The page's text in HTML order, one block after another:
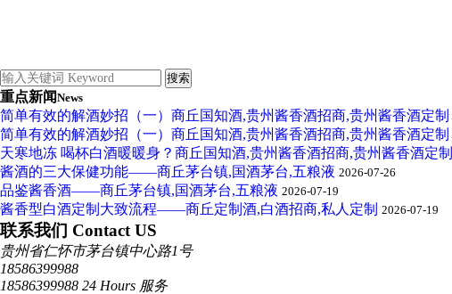
重点新闻News
简单有效的解酒妙招（一）商丘国知酒,贵州酱香酒招商,贵州酱香酒定制
简单有效的解酒妙招（一）商丘国知酒,贵州酱香酒招商,贵州酱香酒定制
天寒地冻 喝杯白酒暖暖身？商丘国知酒,贵州酱香酒招商,贵州酱香酒定制
酱酒的三大保健功能——商丘茅台镇,国酒茅台,五粮液 2026-07-26
品鉴酱香酒——商丘茅台镇,国酒茅台,五粮液 2026-07-19
酱香型白酒定制大致流程——商丘定制酒,白酒招商,私人定制 2026-07-19
联系我们 Contact US
贵州省仁怀市茅台镇中心路1号
18586399988
18586399988 24 Hours 服务